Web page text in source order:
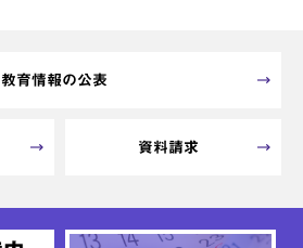
教育情報の公表
資料請求